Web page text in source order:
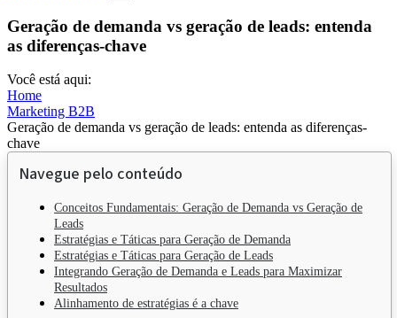
Geração de demanda vs geração de leads: entenda
as diferenças-chave
Você está aqui:
Home
Marketing B2B
Geração de demanda vs geração de leads: entenda as diferenças-
chave
Navegue pelo conteúdo
Conceitos Fundamentais: Geração de Demanda vs Geração de
Leads
Estratégias e Táticas para Geração de Demanda
Estratégias e Táticas para Geração de Leads
Integrando Geração de Demanda e Leads para Maximizar
Resultados
Alinhamento de estratégias é a chave